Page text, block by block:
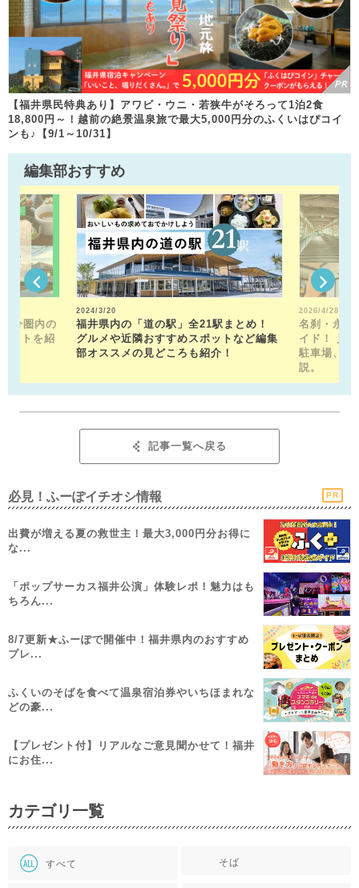
【福井県民特典あり】アワビ・ウニ・若狭牛がそろって1泊2食
18,800円～！越前の絶景温泉旅で最大5,000円分のふくいはぴコイ
ンも♪【9/1～10/31】
編集部おすすめ
分圏内の
ットを紹
2024/3/20
福井県内の「道の駅」全21駅まとめ！
グルメや近隣おすすめスポットなど編集
部オススメの見どころも紹介！
2026/4/28
名刹・永平
イド！ 見
駐車場、お
説。
記事一覧へ戻る
必見！ふーぽイチオシ情報 PR
出費が増える夏の救世主！最大3,000円分お得に
な...
「ポップサーカス福井公演」体験レポ！魅力はも
ちろん...
8/7更新★ふーぽで開催中！福井県内のおすすめ
プレ...
ふくいのそばを食べて温泉宿泊券やいちほまれな
どの豪...
【プレゼント付】リアルなご意見聞かせて！福井
にお住...
カテゴリ一覧
すべて そば